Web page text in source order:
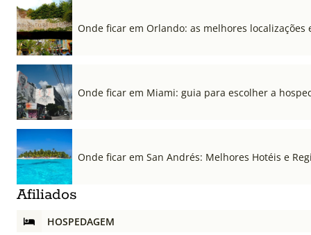
Onde ficar em Orlando: as melhores localizações
Onde ficar em Miami: guia para escolher a
Onde ficar em San Andrés: Melhores Hotéis e
Afiliados
HOSPEDAGEM